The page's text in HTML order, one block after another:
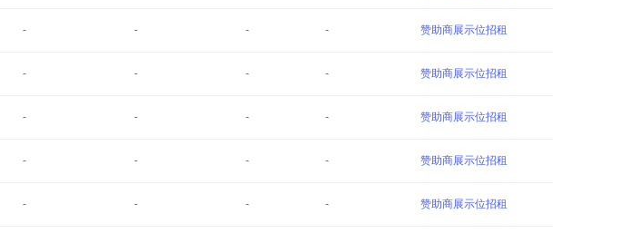
- - - - 赞助商展示位招租
- - - - 赞助商展示位招租
- - - - 赞助商展示位招租
- - - - 赞助商展示位招租
- - - - 赞助商展示位招租